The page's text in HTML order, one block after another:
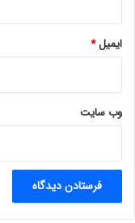
ایمیل*
وب‌ سایت